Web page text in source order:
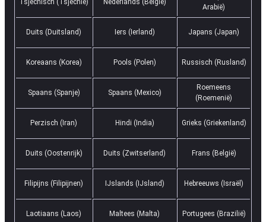
Tsjechisch (Tsjechië) Nederlands (België)
Arabië)
Duits (Duitsland) Iers (Ierland) Japans (Japan)
Koreaans (Korea) Pools (Polen) Russisch (Rusland)
Spaans (Spanje) Spaans (Mexico)
Roemeens
(Roemenië)
Perzisch (Iran) Hindi (India) Grieks (Griekenland)
Duits (Oostenrijk) Duits (Zwitserland) Frans (België)
Filipijns (Filipijnen) IJslands (IJsland) Hebreeuws (Israël)
Laotiaans (Laos) Maltees (Malta) Portugees (Brazilië)